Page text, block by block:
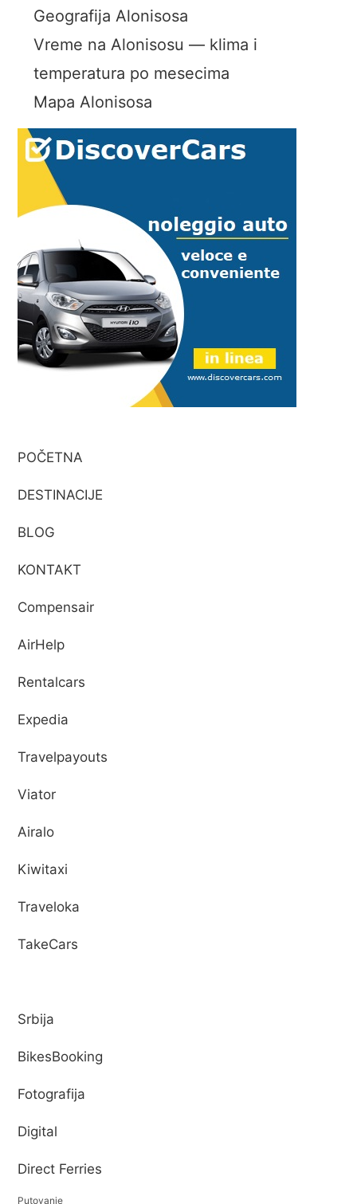
Geografija Alonisosa
Vreme na Alonisosu — klima i
temperatura po mesecima
Mapa Alonisosa
POČETNA
DESTINACIJE
BLOG
KONTAKT
Compensair
AirHelp
Rentalcars
Expedia
Travelpayouts
Viator
Airalo
Kiwitaxi
Traveloka
TakeCars
Srbija
BikesBooking
Fotografija
Digital
Direct Ferries
Putovanje